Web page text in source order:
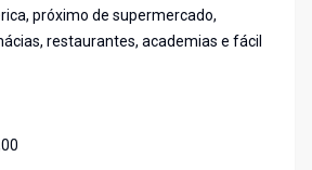
próximo de supermercado,
restaurantes, academias e fácil